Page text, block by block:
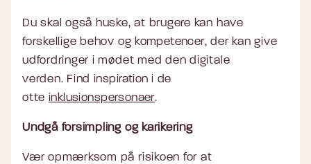
Du skal også huske, at brugere kan have
forskellige behov og kompetencer, der kan give
udfordringer i mødet med den digitale
verden. Find inspirationi de
otte inklusionspersonaer.
Undgå forsimpling og karikering
Vær opmærksom på risikoen for at